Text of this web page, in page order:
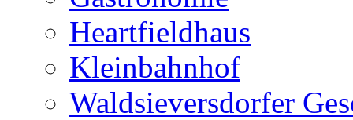
Heartfieldhaus
Kleinbahnhof
Waldsieversdorfer